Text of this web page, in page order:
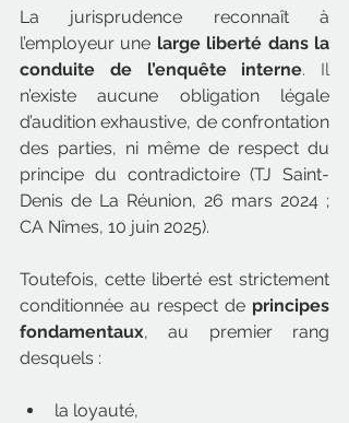
La jurisprudence reconnaît à
l’employeur une large liberté dans la
conduite de l’enquête interne. Il
n’existe aucune obligation légale
d’audition exhaustive, de confrontation
des parties, ni même de respect du
principe du contradictoire (TJ Saint-
Denis de La Réunion, 26 mars 2024 ;
CA Nîmes, 10 juin 2025).
Toutefois, cette liberté est strictement
conditionnée au respect de principes
fondamentaux, au premier rang
desquels :
la loyauté,